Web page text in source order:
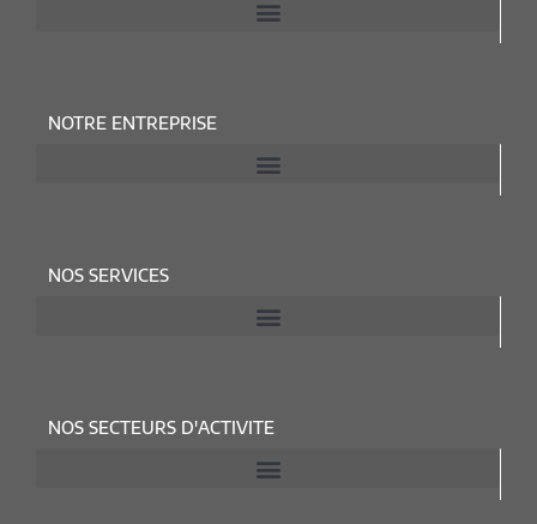
NOTRE ENTREPRISE
NOS SERVICES
NOS SECTEURS D'ACTIVITE